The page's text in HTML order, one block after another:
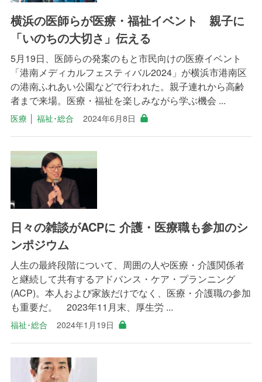
横浜の医師らが医療・福祉イベント 親子に
「いのちの大切さ」伝える
5月19日、医師らの発案のもと市民向けの医療イベント
「港南メディカルフェスティバル2024」が横浜市港南区
の港南ふれあい公園などで行われた。親子連れから高齢
者まで来場。医療・福祉を楽しみながら学ぶ機会 ...
医療 │ 福祉･総合 2024年6月8日
日々の雑談がACPに 介護・医療職も参加のシ
ンポジウム
人生の最終段階について、周囲の人や医療・介護関係者
と継続して共有するアドバンス・ケア・プランニング
(ACP)。本人および家族だけでなく、医療・介護職の参加
も重要だ。 2023年11月末、厚生労 ...
福祉･総合 2024年1月19日